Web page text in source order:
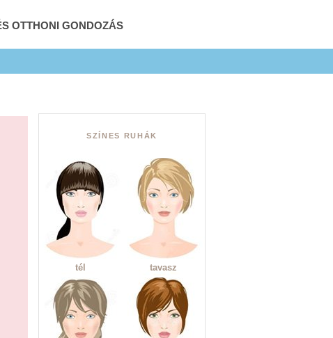
OTTHONI GONDOZÁS
SZÍNES RUHÁK
tél tavasz